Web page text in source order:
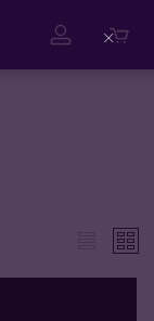
Close